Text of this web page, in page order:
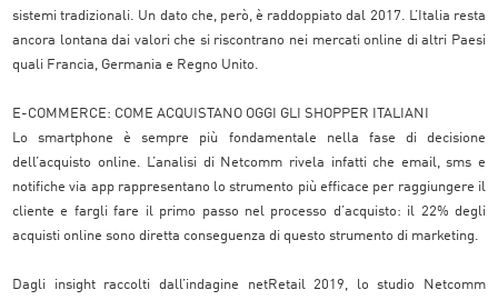
sistemi tradizionali. Un dato che, però, è raddoppiato dal 2017. L’Italia resta
ancora lontana dai valori che si riscontrano nei mercati online di altri Paesi
quali Francia, Germania e Regno Unito.
E-COMMERCE: COME ACQUISTANO OGGI GLI SHOPPER ITALIANI
Lo smartphone è sempre più fondamentale nella fase di decisione
dell’acquisto online. L’analisi di Netcomm rivela infatti che email, sms e
notifiche via app rappresentano lo strumento più efficace per raggiungere il
cliente e fargli fare il primo passo nel processo d’acquisto: il 22% degli
acquisti online sono diretta conseguenza di questo strumento di marketing.
Dagli insight raccolti dall’indagine netRetail 2019, lo studio Netcomm